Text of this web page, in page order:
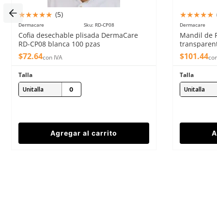
★★★★★ (5)
Dermacare Sku: RD-CP08
Cofia desechable plisada DermaCare
RD-CP08 blanca 100 pzas
$72.64con IVA
Talla
Unitalla
Agregar al carrito
★★★★★
Dermacare
Mandil de
$101.44
Talla
Unitalla